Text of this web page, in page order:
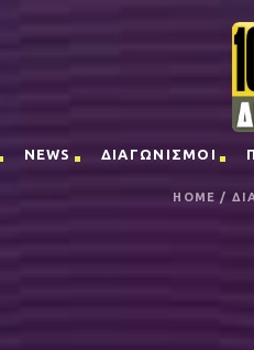
NEWS ΔΙΑΓΩΝΙΣΜΟΙ
HOME /